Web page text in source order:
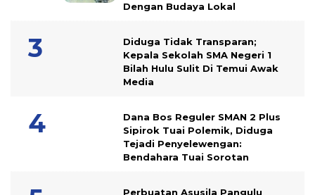
Dengan Budaya Lokal
Diduga Tidak Transparan;
Kepala Sekolah SMA Negeri 1
Bilah Hulu Sulit Di Temui Awak
Media
Dana Bos Reguler SMAN 2 Plus
Sipirok Tuai Polemik, Diduga
Tejadi Penyelewengan:
Bendahara Tuai Sorotan
Perbuatan Asusila Pangulu